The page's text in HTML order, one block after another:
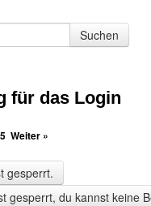
Suchen
für das Login
5 Weiter »
gesperrt.
gesperrt, du kannst keine